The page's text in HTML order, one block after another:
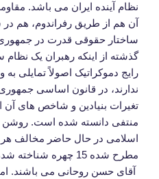
نظام آینده ایران می باشد.
آن هم از طریق رفراندوم، هم
ساختار حقوقی قدرت در
گذشته از اینکه رهبران یک
رایج دموکراتیک اصولاً تمایلی به
ندارند، در قانون اساسی
تغیرات بنیادین و شاخص های آن
منتفی دانسته شده است.
اسلامی در حال حاضر مخالف هر
مطرح شده 15 چهره
آقای حسن روحانی می باشند.